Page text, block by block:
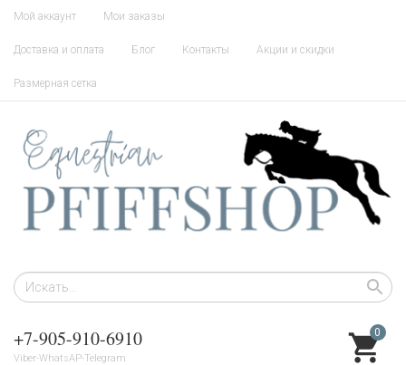
Мой аккаунт Мои заказы
Доставка и оплата Блог Контакты Акции и скидки
Размерная сетка
+7-905-910-6910
Viber-WhatsAP-Telegram
0